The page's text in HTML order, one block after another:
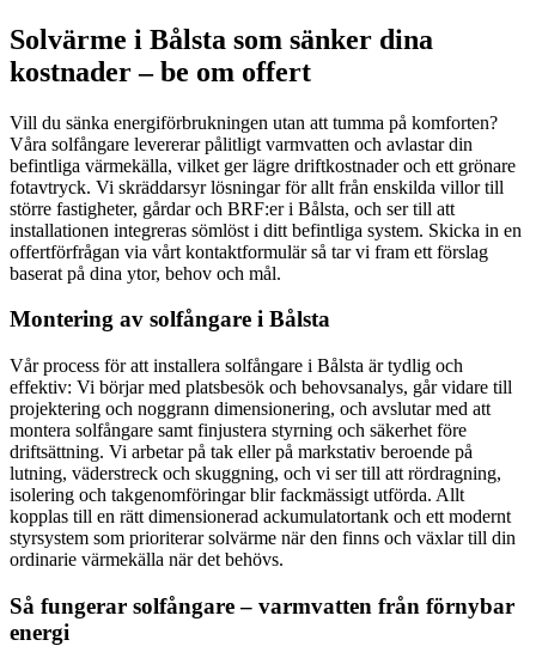
Solvärme i Bålsta som sänker dina
kostnader – be om offert
Vill du sänka energiförbrukningen utan att tumma på komforten?
Våra solfångare levererar pålitligt varmvatten och avlastar din
befintliga värmekälla, vilket ger lägre driftkostnader och ett grönare
fotavtryck. Vi skräddarsyr lösningar för allt från enskilda villor till
större fastigheter, gårdar och BRF:er i Bålsta, och ser till att
installationen integreras sömlöst i ditt befintliga system. Skicka in en
offertförfrågan via vårt kontaktformulär så tar vi fram ett förslag
baserat på dina ytor, behov och mål.
Montering av solfångare i Bålsta
Vår process för att installera solfångare i Bålsta är tydlig och
effektiv: Vi börjar med platsbesök och behovsanalys, går vidare till
projektering och noggrann dimensionering, och avslutar med att
montera solfångare samt finjustera styrning och säkerhet före
driftsättning. Vi arbetar på tak eller på markstativ beroende på
lutning, väderstreck och skuggning, och vi ser till att rördragning,
isolering och takgenomföringar blir fackmässigt utförda. Allt
kopplas till en rätt dimensionerad ackumulatortank och ett modernt
styrsystem som prioriterar solvärme när den finns och växlar till din
ordinarie värmekälla när det behövs.
Så fungerar solfångare – varmvatten från förnybar
energi